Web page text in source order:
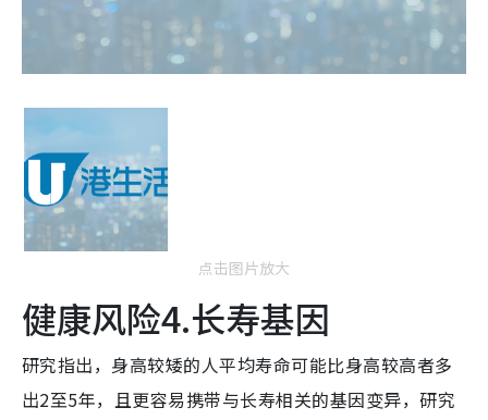
点击图片放大
健康风险4.长寿基因
研究指出，身高较矮的人平均寿命可能比身高较高者多
出2至5年，且更容易携带与长寿相关的基因变异，研究